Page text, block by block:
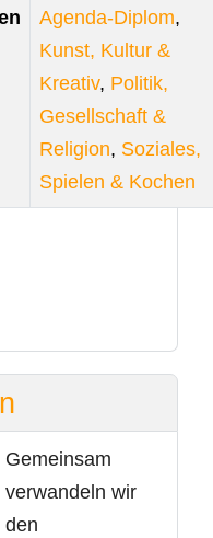
Agenda-Diplom,
Kunst, Kultur &
Kreativ, Politik,
Gesellschaft &
Religion, Soziales,
Spielen & Kochen
Gemeinsam
verwandeln wir
den